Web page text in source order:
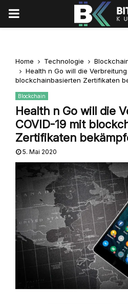
PRIMARY
Home Technologie
Health n Go will die Verbreitung
blockchainbasierten Zertifikaten
Blockchain
Health n Go will die
COVID-19 mit
Zertifikaten
5. Mai 2020